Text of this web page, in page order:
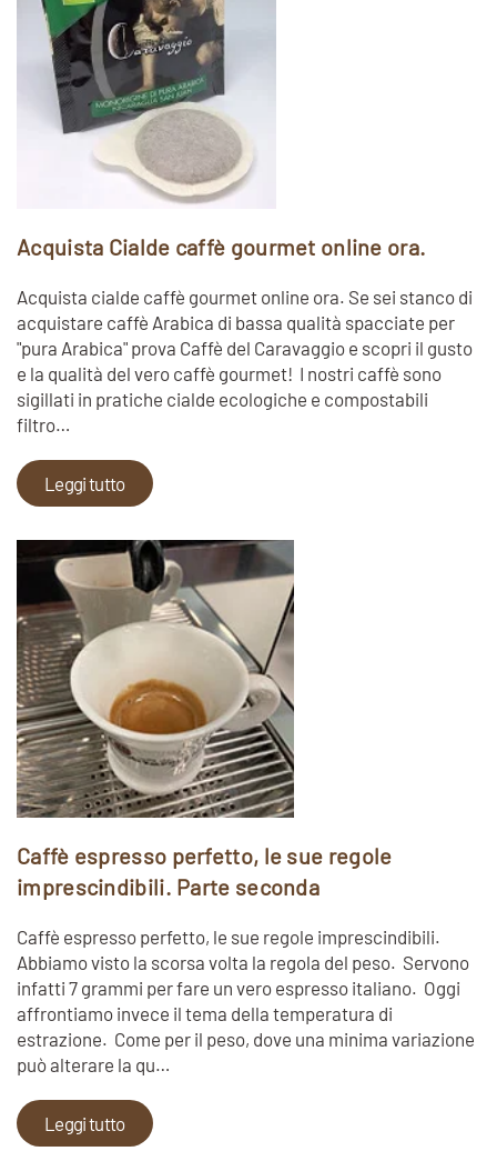
Acquista Cialde caffè gourmet online ora.
Acquista cialde caffè gourmet online ora. Se sei stanco di
acquistare caffè Arabica di bassa qualità spacciate per
"pura Arabica" prova Caffè del Caravaggio e scopri il gusto
e la qualità del vero caffè gourmet! I nostri caffè sono
sigillati in pratiche cialde ecologiche e compostabili
filtro…
Leggi tutto
Caffè espresso perfetto, le sue regole
imprescindibili. Parte seconda
Caffè espresso perfetto, le sue regole imprescindibili.
Abbiamo visto la scorsa volta la regola del peso. Servono
infatti 7 grammi per fare un vero espresso italiano. Oggi
affrontiamo invece il tema della temperatura di
estrazione. Come per il peso, dove una minima variazione
può alterare la qu…
Leggi tutto